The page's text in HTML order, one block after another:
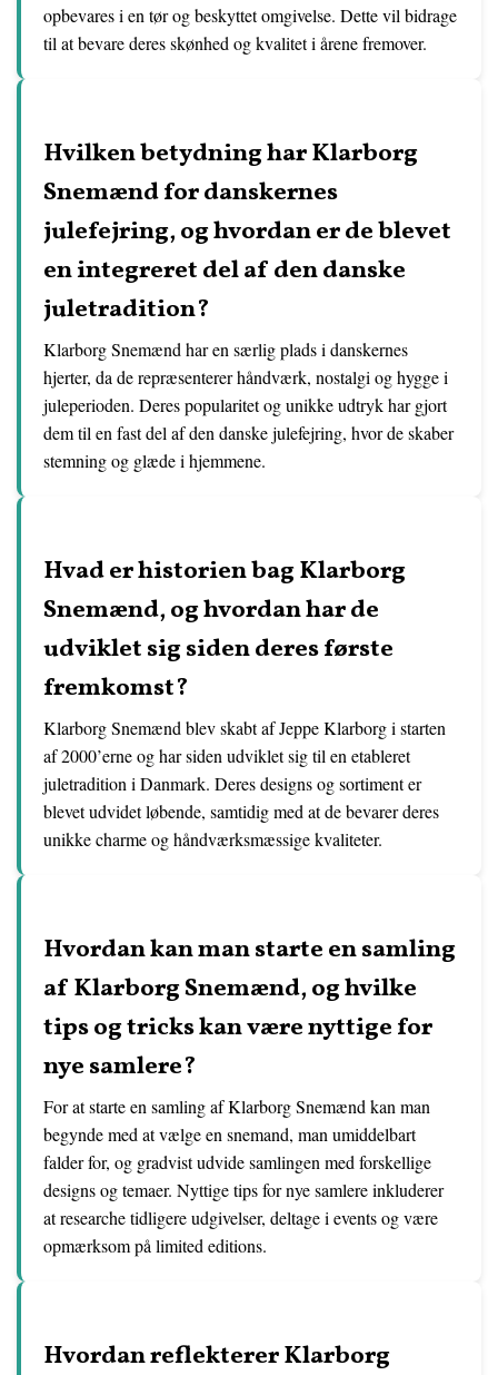
opbevares i en tør og beskyttet omgivelse. Dette vil bidrage
til at bevare deres skønhed og kvalitet i årene fremover.
Hvilken betydning har Klarborg
Snemænd for danskernes
julefejring, og hvordan er de blevet
en integreret del af den danske
juletradition?
Klarborg Snemænd har en særlig plads i danskernes
hjerter, da de repræsenterer håndværk, nostalgi og hygge i
juleperioden. Deres popularitet og unikke udtryk har gjort
dem til en fast del af den danske julefejring, hvor de skaber
stemning og glæde i hjemmene.
Hvad er historien bag Klarborg
Snemænd, og hvordan har de
udviklet sig siden deres første
fremkomst?
Klarborg Snemænd blev skabt af Jeppe Klarborg i starten
af 2000’erne og har siden udviklet sig til en etableret
juletradition i Danmark. Deres designs og sortiment er
blevet udvidet løbende, samtidig med at de bevarer deres
unikke charme og håndværksmæssige kvaliteter.
Hvordan kan man starte en samling
af Klarborg Snemænd, og hvilke
tips og tricks kan være nyttige for
nye samlere?
For at starte en samling af Klarborg Snemænd kan man
begynde med at vælge en snemand, man umiddelbart
falder for, og gradvist udvide samlingen med forskellige
designs og temaer. Nyttige tips for nye samlere inkluderer
at researche tidligere udgivelser, deltage i events og være
opmærksom på limited editions.
Hvordan reflekterer Klarborg